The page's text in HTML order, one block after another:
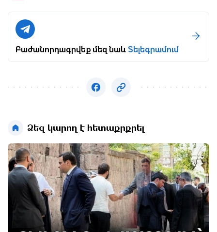
Բաժանորդագրվեք մեզ նաևՏելեգրամում
Ձեզ կարող է հետաքրքրել